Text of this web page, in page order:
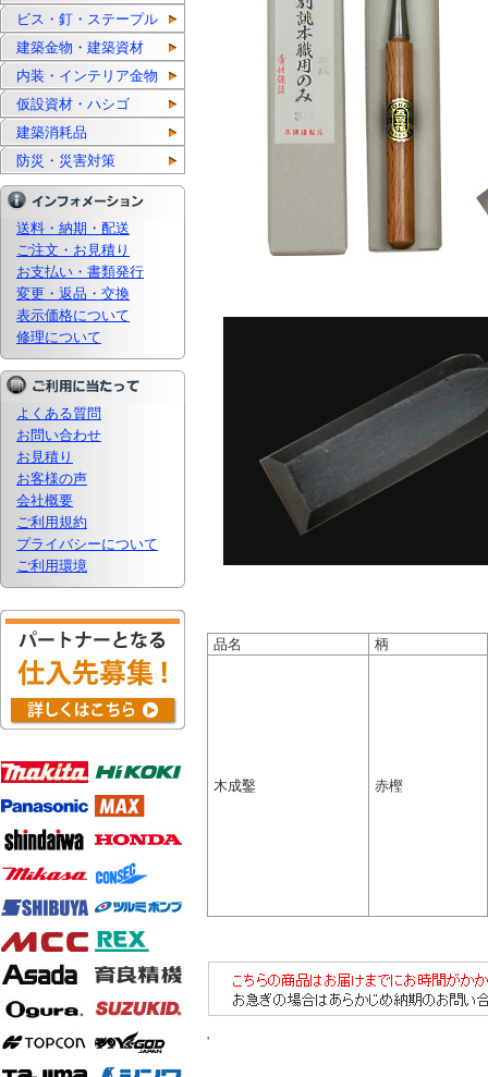
ビス・釘・ステープル
建築金物・建築資材
内装・インテリア金物
仮設資材・ハシゴ
建築消耗品
防災・災害対策
送料・納期・配送
ご注文・お見積り
お支払い・書類発行
変更・返品・交換
表示価格について
修理について
よくある質問
お問い合わせ
お見積り
お客様の声
会社概要
ご利用規約
プライバシーについて
ご利用環境
品名 柄
木成鑿 赤樫
'